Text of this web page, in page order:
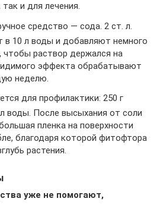
и для лечения.
средство — сода. 2 ст. л.
в 10 л воды и добавляют немного
раствор держался на
эффекта обрабатывают
неделю.
для профилактики: 250 г
воды. После высыхания от соли
пленка на поверхности
благодаря которой фитофтора
растения.
уже не помогают,